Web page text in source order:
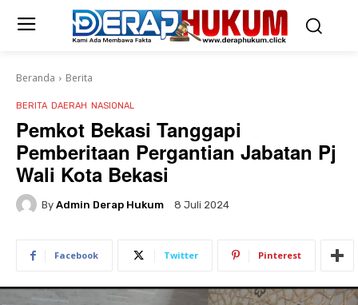
Beranda Berita
BERITA DAERAH NASIONAL
Pemkot Bekasi Tanggapi
Pemberitaan Pergantian Jabatan Pj
Wali Kota Bekasi
By Admin Derap Hukum 8 Juli 2024
Facebook Twitter Pinterest